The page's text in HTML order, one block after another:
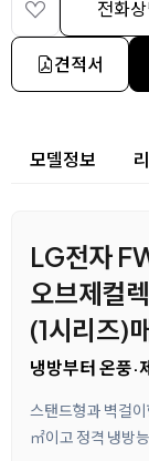
전화
견적서
상세 정보
모델정보
LG전자
오브제컬
(1시리즈)
냉방부터 온풍·
스탠드형과 벽걸
㎡이고 정격 냉방